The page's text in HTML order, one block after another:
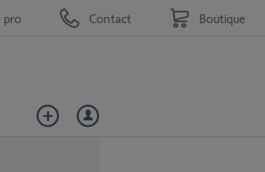
pro Contact Boutique